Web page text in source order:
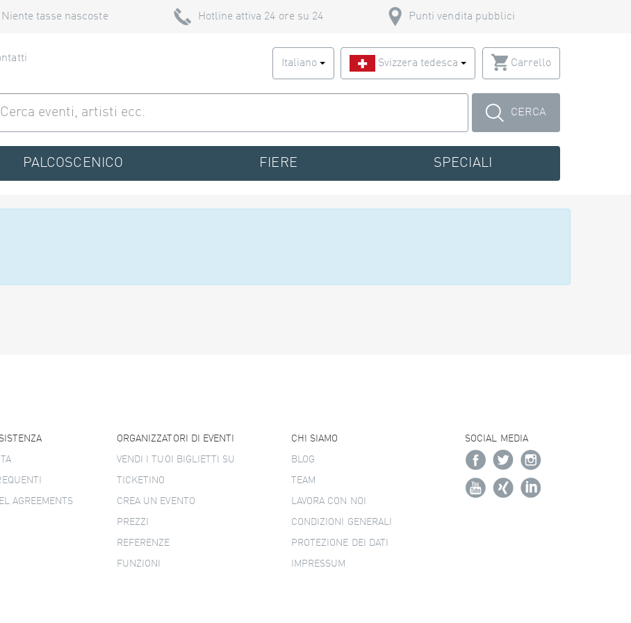
Niente tasse nascoste Hotline attiva 24 ore su 24 Punti vendita pubblici
Italiano Svizzera tedesca Carrello
CERCA
PALCOSCENICO FIERE SPECIALI
AGREEMENTS
ORGANIZZATORI DI EVENTI
VENDI I TUOI BIGLIETTI SU
TICKETINO
CREA UN EVENTO
PREZZI
REFERENZE
FUNZIONI
CHI SIAMO
BLOG
TEAM
LAVORA CON NOI
CONDIZIONI GENERALI
PROTEZIONE DEI DATI
IMPRESSUM
SOCIAL MEDIA